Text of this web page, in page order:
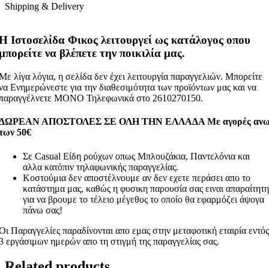
Shipping & Delivery
Ιστοσελίδα Φικος λειτουργεί ως κατάλογος οπου
να βλέπετε την ποικιλία μας.
λίγα λόγια, η σελίδα δεν έχει λειτουργία παραγγελιών. Μπορείτε
Ενημερώνεστε για την διαθεσιμότητα των προϊόντων μας και να
ΜΟΝΟ Τηλεφωνικά στο 2610270150.
ΑΠΟΣΤΟΛΕΣ ΣΕ ΟΛΗ ΤΗΝ ΕΛΛΑΔΑ Με αγορές
50€
Σε Casual Είδη ρούχων οπως Μπλουζάκια, Παντελόνια και
αλλα κατόπιν τηλαφωνικής παραγγελίας.
Κοστούμια δεν αποστέλνουμε αν δεν εχετε περάσει απο το
κατάστημα μας, καθώς η φυσικη παρουσία σας ειναι απαραίτητη
για να βρουμε το τέλειο μέγεθος το οποίο θα εφαρμόζει άψογα
πάνω σας!
Παραγγελίες παραδίνονται απο εμας στην μεταφοτική εταιρία εντός
εργάσιμων ημερών απο τη στιγμή της παραγγελίας σας.